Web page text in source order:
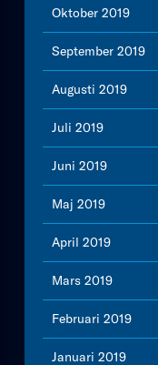
Oktober 2019
September 2019
Augusti 2019
Juli 2019
Juni 2019
Maj 2019
April 2019
Mars 2019
Februari 2019
Januari 2019